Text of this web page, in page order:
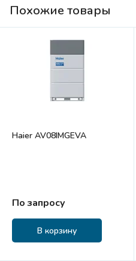
Похожие товары
Haier AV08IMGEVA
По запросу
В корзину